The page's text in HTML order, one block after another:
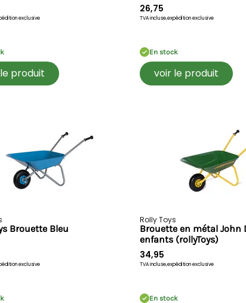
exclusive
produit
26,75
TVA incluse,expédition exclusive
En stock
voir le produit
Toys Brouette Bleu
exclusive
Rolly Toys
Brouette en métal John
enfants (rollyToys)
34,95
TVA incluse,expédition exclusive
En stock